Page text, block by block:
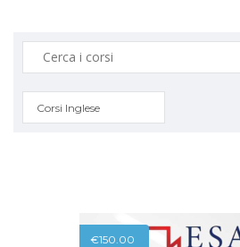
Corsi Inglese
€150.00